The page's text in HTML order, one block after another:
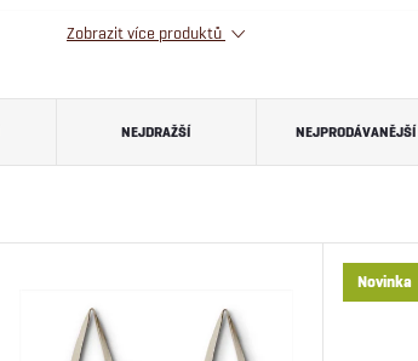
Zobrazit více produktů
NEJDRAŽŠÍ NEJPRODÁVANĚJŠÍ
Novinka